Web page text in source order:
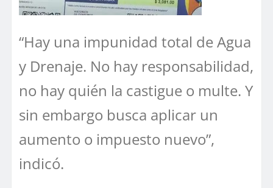
“Hay una impunidad total de Agua
y Drenaje. No hay responsabilidad,
no hay quién la castigue o multe. Y
sin embargo busca aplicar un
aumento o impuesto nuevo”,
indicó.